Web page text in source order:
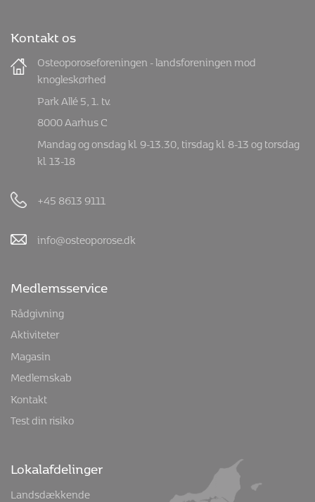
Tilmeld nyhedsbrev for
fagpersoner
Osteoporoseforeningen - landsforeningen mod
Park Allé 5, 1. tv.
8000 Aarhus C
Mandag og onsdag kl. 9-13.30, tirsdag kl. 8-13 og torsdag
kl. 13-18
info@osteoporose.dk
Medlemsservice